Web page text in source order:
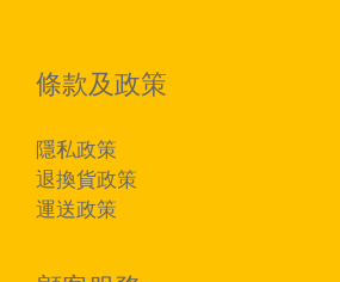
條款及政策
隱私政策
退換貨政策
運送政策